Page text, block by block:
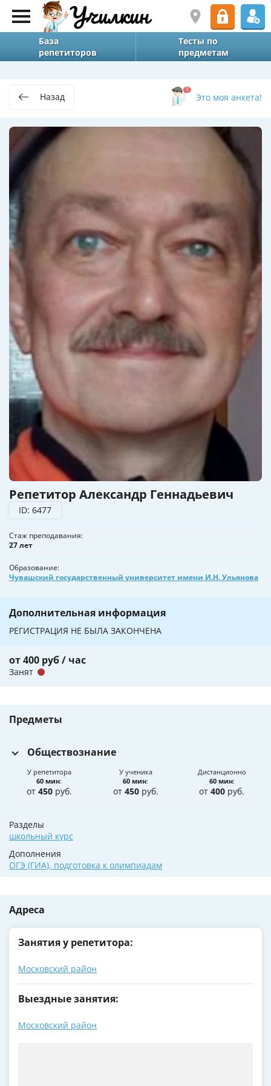
База
репетиторов
Тесты по
предметам
Назад Это моя анкета!
Репетитор Александр Геннадьевич
ID: 6477
Стаж преподавания
27 лет
Образование
Чувашский государственный университет имени И.Н. Ульянова
Дополнительная информация
РЕГИСТРАЦИЯ НЕ БЫЛА ЗАКОНЧЕНА
от 400 руб / час
Занят
Предметы
Обществознание
У репетитора
60 мин:
от 450руб.
У ученика
60 мин:
от 450руб.
Дистанционно
60 мин:
от400 руб.
Разделы
школьный курс
Дополнения
ОГЭ (ГИА), подготовка к олимпиадам
Адреса
Занятия у репетитора:
Московский район
Выездные занятия:
Московский район